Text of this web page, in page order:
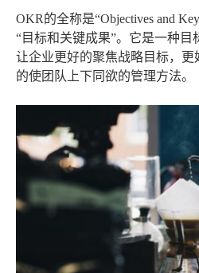
OKR的全称是“Objectives and
“目标和关键成果”。它是一种
让企业更好的聚焦战略目标，
的使团队上下同欲的管理方法。